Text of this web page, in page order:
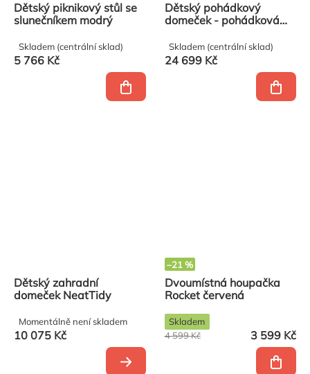
Dětský piknikový stůl se
slunečníkem modrý
5 766 Kč
Skladem (centrální sklad)
Dětský pohádkový
domeček - pohádková
24 699 Kč
Skladem (centrální sklad)
Dětský zahradní
domeček NeatTidy
10 075 Kč
Momentálně není skladem
–21 %
Dvoumístná houpačka
Rocket červená
3 599 Kč
4 599 Kč
Skladem